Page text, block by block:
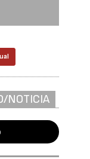
NOTICIA